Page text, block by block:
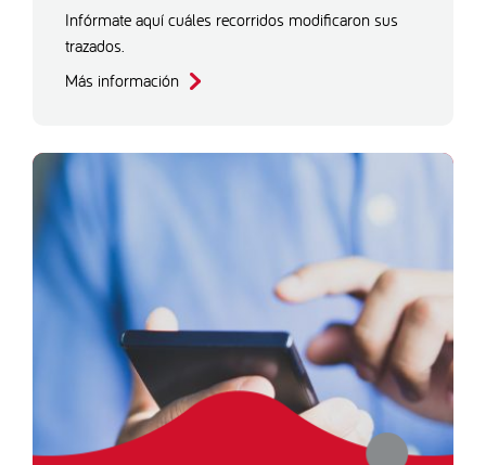
Infórmate aquí cuáles recorridos modificaron sus
trazados.
Más información